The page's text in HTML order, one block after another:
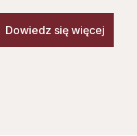
Dowiedz się więcej